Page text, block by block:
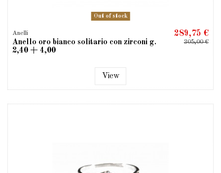
Out of stock
Anelli
Anello oro bianco solitario con zirconi g.
2,40 + 4,00
289,75 €
305,00 €
View